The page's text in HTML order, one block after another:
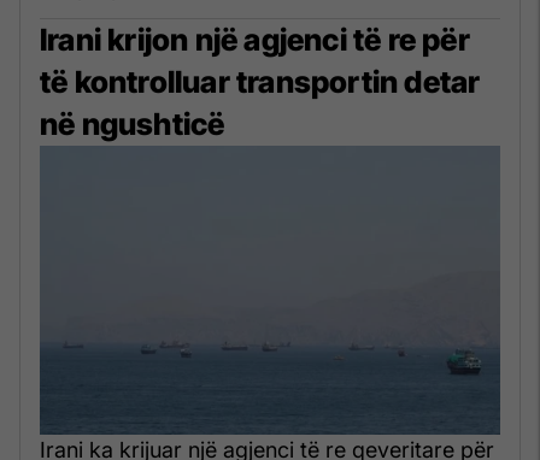
Irani krijon një agjenci të re për
të kontrolluar transportin detar
në ngushticë
Irani ka krijuar një agjenci të re qeveritare për